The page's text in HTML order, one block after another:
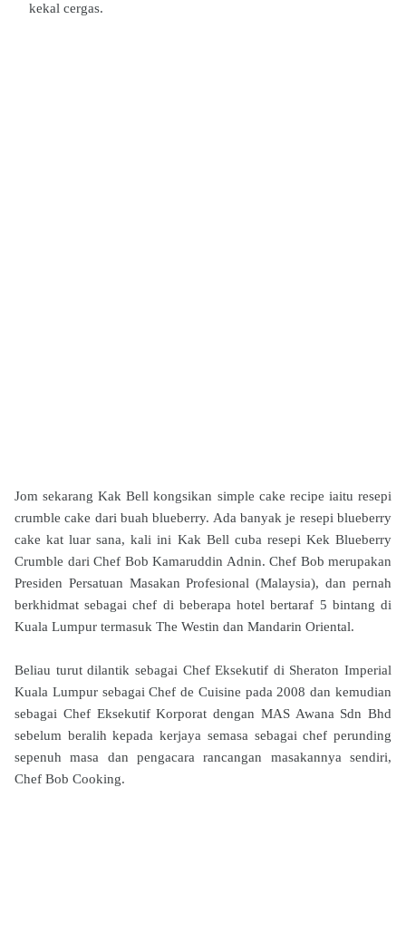
kekal cergas.
Jom sekarang Kak Bell kongsikan simple cake recipe iaitu resepi
crumble cake dari buah blueberry. Ada banyak je resepi blueberry
cake kat luar sana, kali ini Kak Bell cuba resepi Kek Blueberry
Crumble dari Chef Bob Kamaruddin Adnin. Chef Bob merupakan
Presiden Persatuan Masakan Profesional (Malaysia), dan pernah
berkhidmat sebagai chef di beberapa hotel bertaraf 5 bintang di
Kuala Lumpur termasuk The Westin dan Mandarin Oriental.
Beliau turut dilantik sebagai Chef Eksekutif di Sheraton Imperial
Kuala Lumpur sebagai Chef de Cuisine pada 2008 dan kemudian
sebagai Chef Eksekutif Korporat dengan MAS Awana Sdn Bhd
sebelum beralih kepada kerjaya semasa sebagai chef perunding
sepenuh masa dan pengacara rancangan masakannya sendiri,
Chef Bob Cooking.